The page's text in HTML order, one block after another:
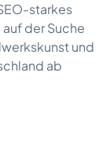
starkes
der Suche
und
ab